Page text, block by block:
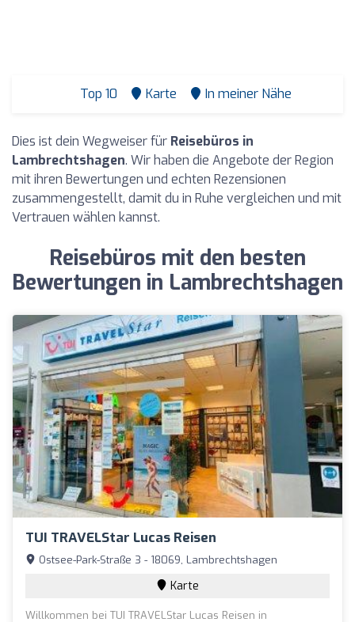
Top 10 Karte In meiner Nähe
Dies ist dein Wegweiser für Reisebüros in
Lambrechtshagen. Wir haben die Angebote der Region
mit ihren Bewertungen und echten Rezensionen
zusammengestellt, damit du in Ruhe vergleichen und mit
Vertrauen wählen kannst.
Reisebüros mit den besten
Bewertungen in Lambrechtshagen
TUI TRAVELStar Lucas Reisen
Ostsee-Park-Straße 3 - 18069, Lambrechtshagen
Karte
Willkommen bei TUI TRAVELStar Lucas Reisen in